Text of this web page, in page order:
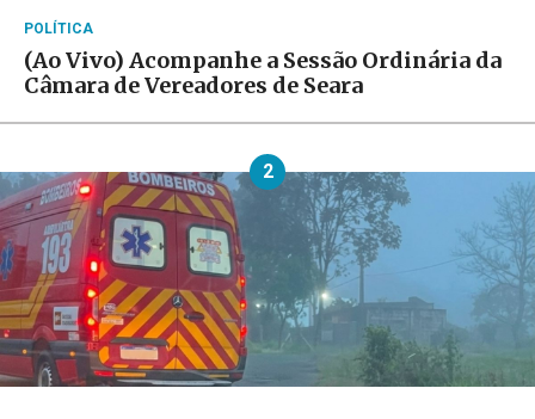
POLÍTICA
(Ao Vivo) Acompanhe a Sessão Ordinária da
Câmara de Vereadores de Seara
2